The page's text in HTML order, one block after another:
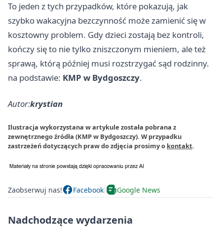
To jeden z tych przypadków, które pokazują, jak
szybko wakacyjna bezczynność może zamienić się w
kosztowny problem. Gdy dzieci zostają bez kontroli,
kończy się to nie tylko zniszczonym mieniem, ale też
sprawą, którą później musi rozstrzygać sąd rodzinny.
na podstawie: KMP w Bydgoszczy.
Autor:krystian
Ilustracja wykorzystana w artykule została pobrana z
zewnętrznego źródła (KMP w Bydgoszczy). W przypadku
zastrzeżeń dotyczących praw do zdjęcia prosimy o kontakt.
Zaobserwuj nas! Facebook Google News
Nadchodzące wydarzenia